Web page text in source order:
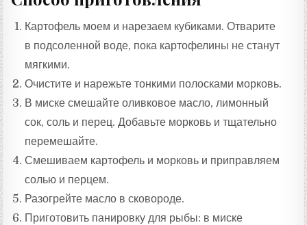
Картофель моем и нарезаем кубиками. Отварите
в подсоленной воде, пока картофелины не станут
мягкими.
Очистите и нарежьте тонкими полосками морковь.
В миске смешайте оливковое масло, лимонный
сок, соль и перец. Добавьте морковь и тщательно
перемешайте.
Смешиваем картофель и морковь и приправляем
солью и перцем.
Разогрейте масло в сковороде.
Приготовить панировку для рыбы: в миске